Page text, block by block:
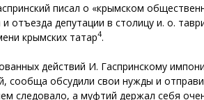
писал о «крымском
отъезда депутации в столицу и. о.
крымских татар4.
действий И. Гаспринскому
сообща обсудили свои нужды и
следовало, а муфтий держал себя